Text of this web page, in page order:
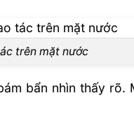
trên mặt nước
bẩn nhìn thấy rõ.